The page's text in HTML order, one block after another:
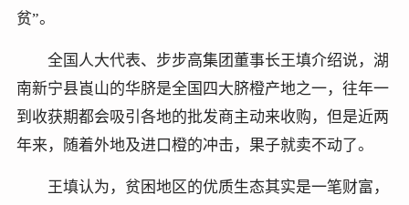
贫”。
全国人大代表、步步高集团董事长王填介绍说，湖
南新宁县崀山的华脐是全国四大脐橙产地之一，往年一
到收获期都会吸引各地的批发商主动来收购，但是近两
年来，随着外地及进口橙的冲击，果子就卖不动了。
王填认为，贫困地区的优质生态其实是一笔财富，